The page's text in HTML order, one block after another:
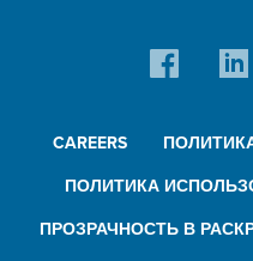
CAREERS
ПОЛИТИКА
ПРОЗРАЧНОСТЬ В